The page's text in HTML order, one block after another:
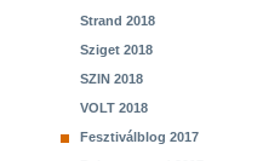
Strand 2018
Sziget 2018
SZIN 2018
VOLT 2018
Fesztiválblog 2017